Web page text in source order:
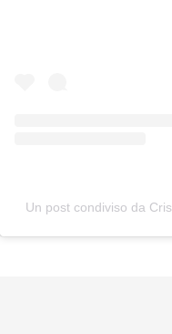
Un post condiviso da